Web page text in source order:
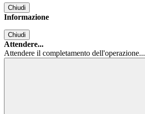
Chiudi
Informazione
Chiudi
Attendere...
Attendere il completamento dell'operazione...